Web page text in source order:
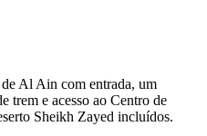
Al Ain com entrada, um
trem e acesso ao Centro de
Sheikh Zayed incluídos.